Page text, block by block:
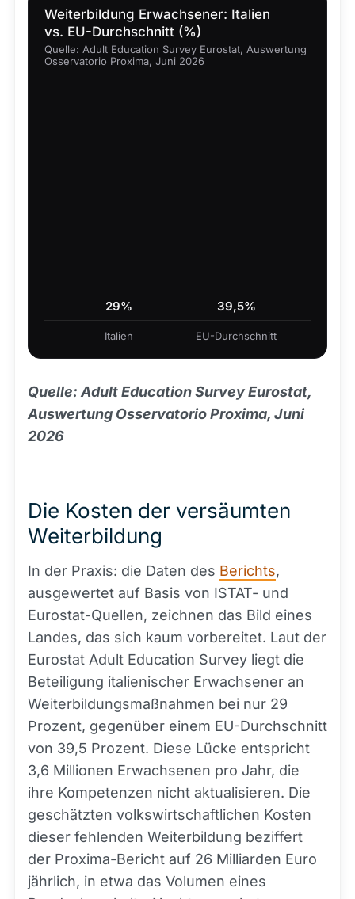
Weiterbildung Erwachsener: Italien
vs. EU-Durchschnitt (%)
Quelle: Adult Education Survey Eurostat, Auswertung
Osservatorio Proxima, Juni 2026
29% 39,5%
Italien EU-Durchschnitt
Quelle: Adult Education Survey Eurostat,
Auswertung Osservatorio Proxima, Juni
2026
Die Kosten der versäumten
Weiterbildung
In der Praxis: die Daten des Berichts,
ausgewertet auf Basis von ISTAT- und
Eurostat-Quellen, zeichnen das Bild eines
Landes, das sich kaum vorbereitet. Laut der
Eurostat Adult Education Survey liegt die
Beteiligung italienischer Erwachsener an
Weiterbildungsmaßnahmen bei nur 29
Prozent, gegenüber einem EU-Durchschnitt
von 39,5 Prozent. Diese Lücke entspricht
3,6 Millionen Erwachsenen pro Jahr, die
ihre Kompetenzen nicht aktualisieren. Die
geschätzten volkswirtschaftlichen Kosten
dieser fehlenden Weiterbildung beziffert
der Proxima-Bericht auf 26 Milliarden Euro
jährlich, in etwa das Volumen eines